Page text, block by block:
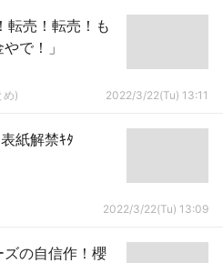
転売！転売！も
で！」
め) 2022/3/22(Tu) 13:11
紙解禁ｷﾀ
2022/3/22(Tu) 13:09
の自信作！櫻